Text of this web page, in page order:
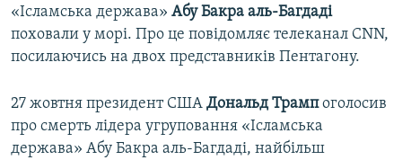
Усі сайти RFE/RL
«Ісламська держава» Абу Бакра аль-Багдаді
поховали у морі. Про це повідомляє телеканал CNN,
посилаючись на двох представників Пентагону.
27 жовтня президент США Дональд Трампоголосив
про смерть лідера угруповання «Ісламська
держава» Абу Бакра аль-Багдаді, найбільш